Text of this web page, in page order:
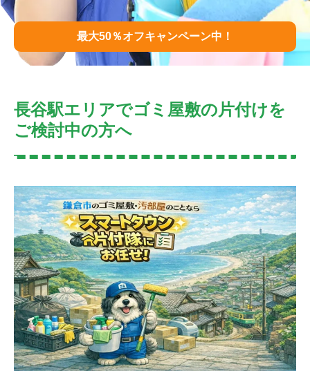
最大50％オフキャンペーン中！
長谷駅エリアでゴミ屋敷の片付けを
ご検討中の方へ